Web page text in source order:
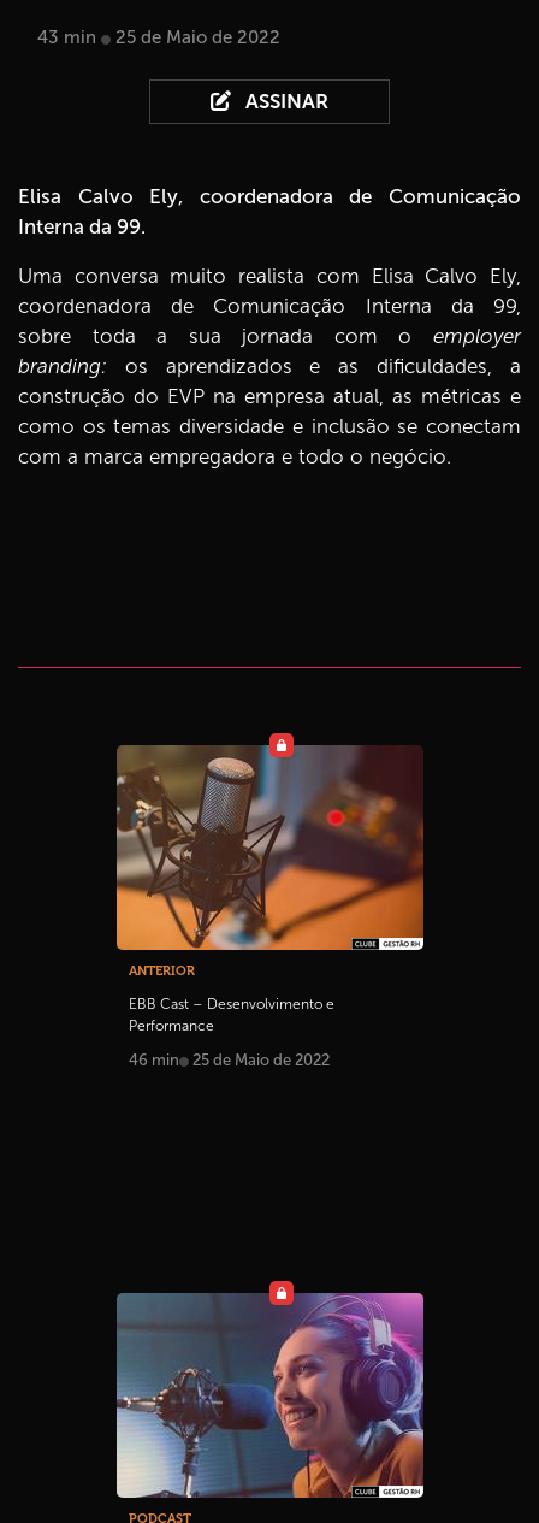
43 min 25 de Maio de 2022
ASSINAR
Elisa Calvo Ely, coordenadora de Comunicação
Interna da 99.
Uma conversa muito realista com Elisa Calvo Ely,
coordenadora de Comunicação Interna da 99,
sobre toda a sua jornada com o employer
branding: os aprendizados e as dificuldades, a
construção do EVP na empresa atual, as métricas e
como os temas diversidade e inclusão se conectam
com a marca empregadora e todo o negócio.
ANTERIOR
EBB Cast – Desenvolvimento e
Performance
46 min 25 de Maio de 2022
PODCAST